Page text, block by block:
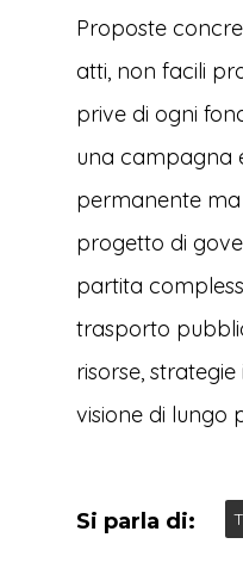
Proposte
atti, non facili
prive di ogni
una campagna
permanente
progetto di
partita
trasporto
risorse,
visione di lungo
Si parla di: